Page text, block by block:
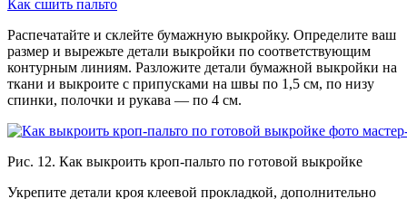
Как сшить пальто
Распечатайте и склейте бумажную выкройку. Определите ваш
размер и вырежьте детали выкройки по соответствующим
контурным линиям. Разложите детали бумажной выкройки на
ткани и выкроите с припусками на швы по 1,5 см, по низу
спинки, полочки и рукава — по 4 см.
Рис. 12. Как выкроить кроп-пальто по готовой выкройке
Укрепите детали кроя клеевой прокладкой, дополнительно